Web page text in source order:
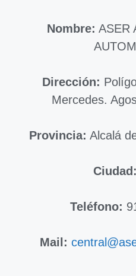
Nombre: ASER
Dirección:
Mercedes.
Provincia: Alcalá
Ciudad:
Teléfono:
Mail: